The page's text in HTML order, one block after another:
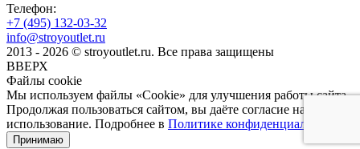
Телефон:
+7 (495) 132-03-32
info@stroyoutlet.ru
2013 - 2026 © stroyoutlet.ru. Все права защищены
ВВЕРХ
Файлы cookie
Мы используем файлы «Cookie» для улучшения работы сайта.
Продолжая пользоваться сайтом, вы даёте согласие на их
использование. Подробнее в Политике конфиденциальности
Принимаю